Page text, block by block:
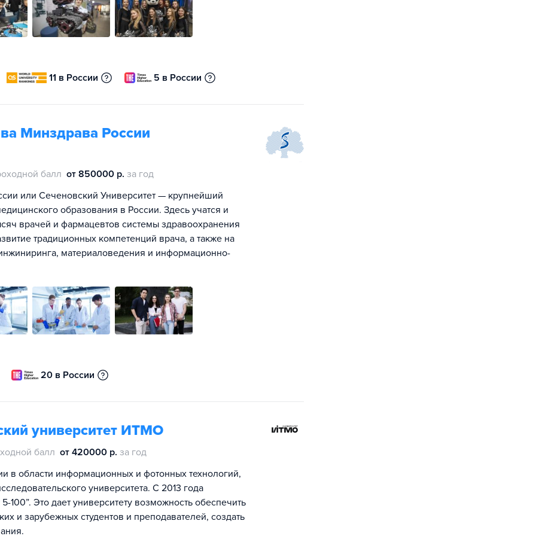
11 в России 5 в России
Минздрава России
балл от 850000 р. за год
или Сеченовский Университет — крупнейший
образования в России. Здесь учатся и
врачей и фармацевтов системы здравоохранения
традиционных компетенций врача, а также на
материаловедения и информационно-
20 в России
университет ИТМО
балл от 420000 р. за год
в области информационных и фотонных технологий,
университета. С 2013 года
Это дает университету возможность обеспечить
и зарубежных студентов и преподавателей, создать